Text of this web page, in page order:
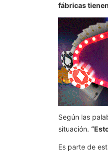
fábricas
Según las
situación.
Es parte de